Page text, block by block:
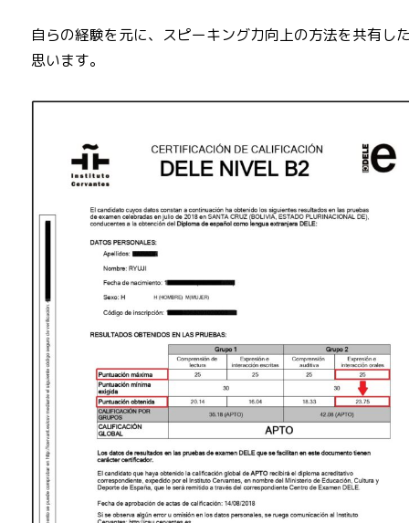
自らの経験を元に、スピーキング力向上の方法を共有し
思います。